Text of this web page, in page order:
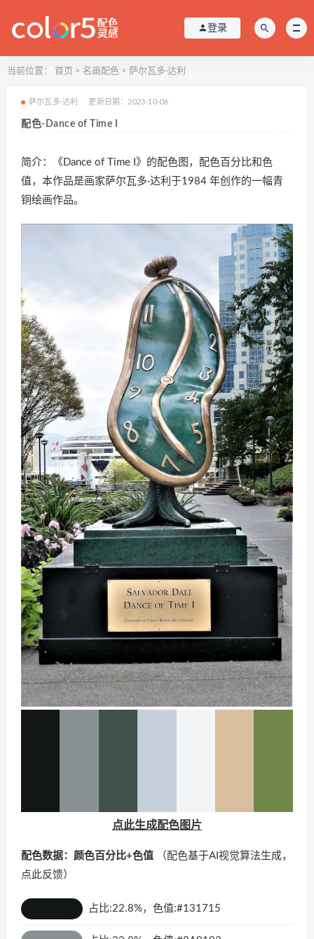
登录
当前位置： 首页 > 名画配色 > 萨尔瓦多·达利
萨尔瓦多·达利 更新日期：2023-10-06
配色-Dance of Time I
简介：《Dance of Time I》的配色图，配色百分比和色
值，本作品是画家萨尔瓦多·达利于1984 年创作的一幅青
铜绘画作品。
点此生成配色图片
配色数据：颜色百分比+色值 （配色基于AI视觉算法生成，
点此反馈）
占比:22.8%，色值:#131715